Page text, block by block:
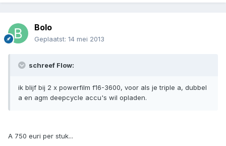
Bolo
Geplaatst: 14 mei 2013
schreef Flow:
ik blijf bij 2 x powerfilm f16-3600, voor als je triple a, dubbel
a en agm deepcycle accu's wil opladen.
A 750 euri per stuk...